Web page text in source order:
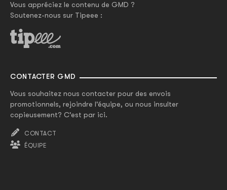
Vous appréciez le contenu de GMD ?
Soutenez-nous sur Tipeee :
CONTACTER GMD
Vous souhaitez nous contacter pour des envois
promotionnels, rejoindre l'équipe, ou nous insulter
copieusement? C'est par ici.
CONTACT
ÉQUIPE